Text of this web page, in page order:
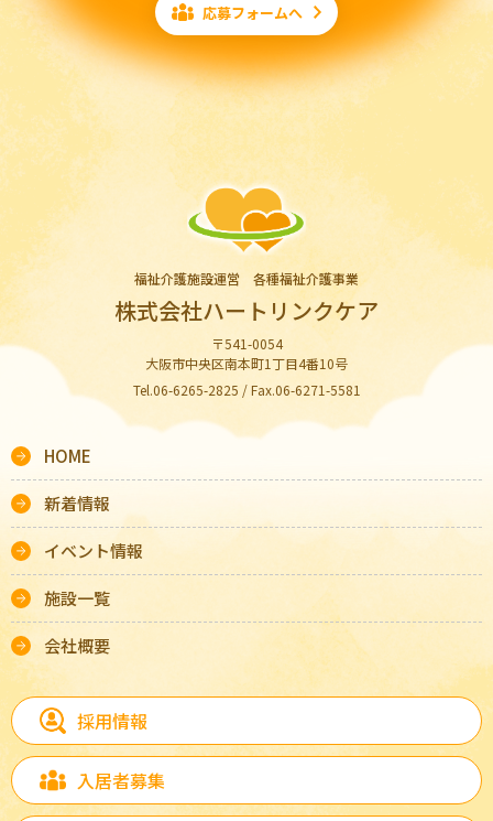
応募フォームへ
福祉介護施設運営 各種福祉介護事業
株式会社ハートリンクケア
〒541-0054
大阪市中央区南本町1丁目4番10号
Tel.06-6265-2825 / Fax.06-6271-5581
HOME
新着情報
イベント情報
施設一覧
会社概要
採用情報
入居者募集